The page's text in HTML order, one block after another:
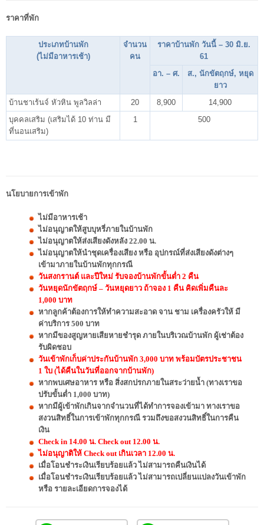
ราคาที่พัก
ประเภทบ้านพัก
(ไม่มีอาหารเช้า)
จำนวน
คน
ราคาบ้านพัก วันนี้ – 30 มิ.ย.
61
อา. – ศ.
ส., นักขัตฤกษ์, หยุด
ยาว
บ้านชาเร้นจ์ หัวหิน พูลวิลล่า
20 8,900
14,900
บุคคลเสริม (เสริมได้ 10 ท่าน มี
ที่นอนเสริม)
1 500
นโยบายการเข้าพัก
ไม่มีอาหารเช้า
ไม่อนุญาตให้สูบบุหรี่ภายในบ้านพัก
ไม่อนุญาตให้ส่งเสียงดังหลัง 22.00 น.
ไม่อนุญาตให้นำชุดเครื่องเสียง หรือ อุปกรณ์ที่ส่งเสียงดังต่างๆ
เข้ามาภายในบ้านพักทุกกรณี
วันสงกรานต์ และปีใหม่ รับจองบ้านพักขั้นต่ำ 2 คืน
วันหยุดนักขัตฤกษ์ – วันหยุดยาว ถ้าจอง 1 คืน คิดเพิ่มคืนละ
1,000 บาท
หากลูกค้าต้องการให้ทำความสะอาด จาน ชาม เครื่องครัวให้ มี
ค่าบริการ 500 บาท
หากมีของสูญหายเสียหายชำรุด ภายในบริเวณบ้านพัก ผู้เช่าต้อง
รับผิดชอบ
วันเข้าพักเก็บค่าประกันบ้านพัก 3,000 บาท พร้อมบัตรประชาชน
1 ใบ (ได้คืนในวันที่ออกจากบ้านพัก)
หากพบเศษอาหาร หรือ สิ่งสกปรกภายในสระว่ายน้ำ (ทางเราขอ
ปรับขั้นต่ำ 1,000 บาท)
หากมีผู้เข้าพักเกินจากจำนวนที่ได้ทำการจองเข้ามา ทางเราขอ
สงวนสิทธิ์ในการเข้าพักทุกกรณี รวมถึงขอสงวนสิทธิ์ในการคืน
เงิน
Check in 14.00 น. Check out 12.00 น.
ไม่อนุญาติให้ Check out เกินเวลา 12.00 น.
เมื่อโอนชำระเงินเรียบร้อยแล้ว ไม่สามารถคืนเงินได้
เมื่อโอนชำระเงินเรียบร้อยแล้ว ไม่สามารถเปลี่ยนแปลงวันเข้าพัก
หรือ รายละเอียดการจองได้